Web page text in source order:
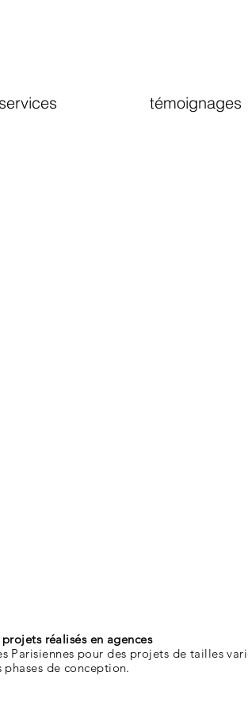
services témoignages
réalisés en agences
Parisiennes pour des projets de tailles
phases de conception.